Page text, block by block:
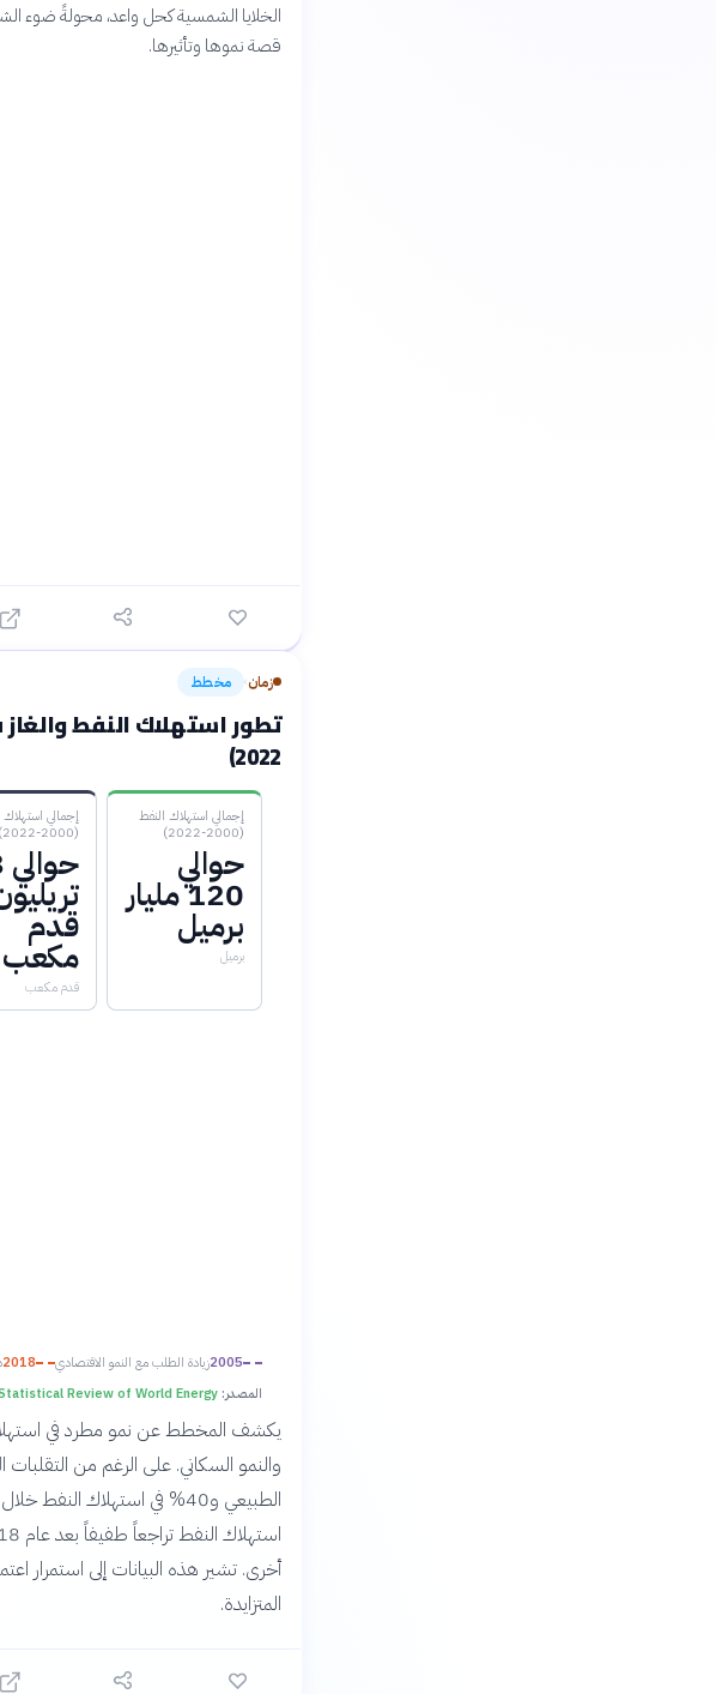
الخلايا الشمسية كحل واعد، محولةً ضوء
قصة نموها وتأثيرها.
زمان› مخطط
2022)
إجمالي استهلاك النفط
(2000-2022)
حوالي
120 مليار
برميل
برميل
إجمالي استهلاك
(2000-2022)
قدم
مكعب
قدم مكعب
2005زيادة الطلب مع النمو الاقتصادي 2018
المصدر: Review of World Energy
يكشف المخطط عن نمو مطرد في استهلاك
أخرى. تشير هذه البيانات إلى استمرار
المتزايدة.